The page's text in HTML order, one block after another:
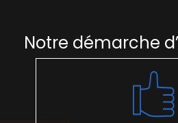
Notre démarche